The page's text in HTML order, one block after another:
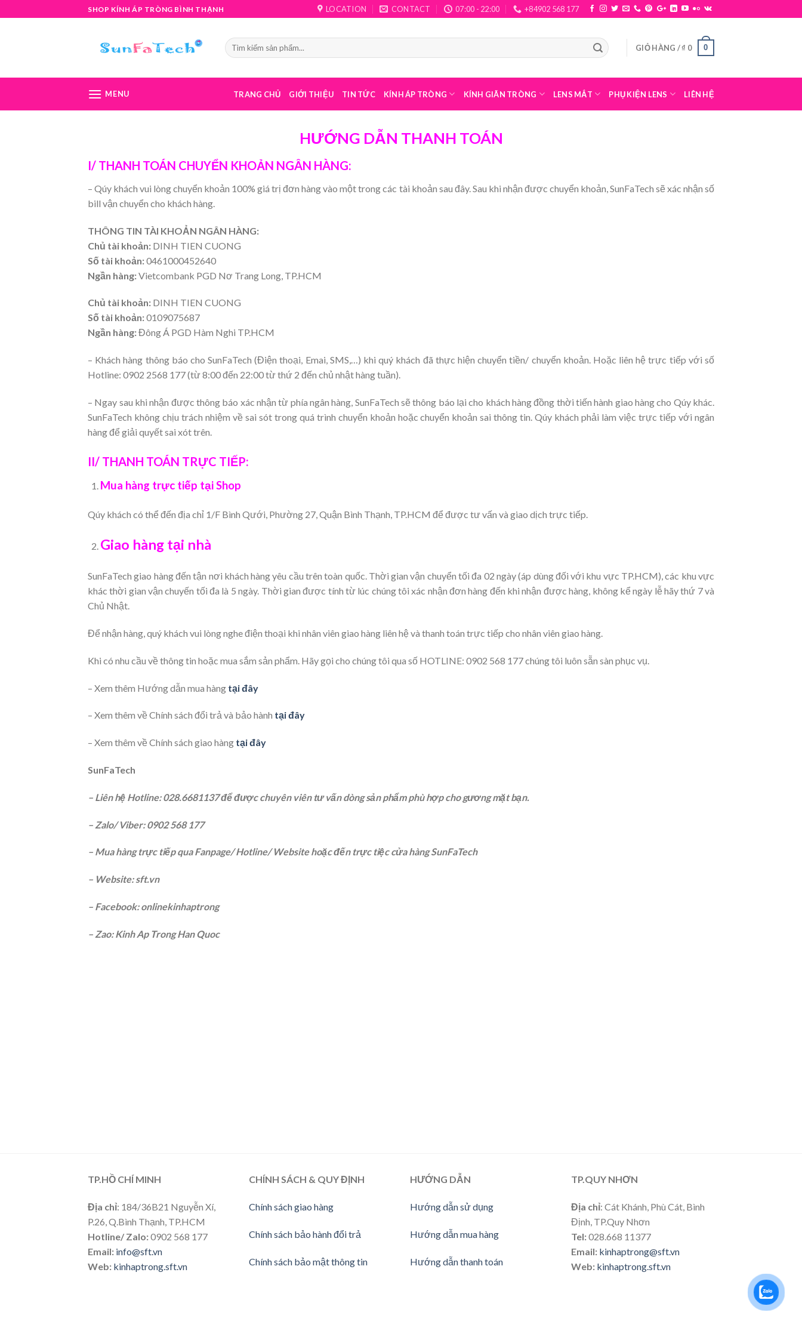
to
SHOP KÍNH ÁP TRÒNG BÌNH THẠNH LOCATION CONTACT 07:00 - 22:00 +84902 568 177
GIỎ HÀNG /₫ 0 0
MENU TRANG CHỦ GIỚI THIỆU TIN TỨC KÍNH ÁP TRÒNG KÍNH GIÃN TRÒNG LENS MẮT PHỤ KIỆN LENS LIÊN HỆ
HƯỚNG DẪN THANH TOÁN
I/ THANH TOÁN CHUYỂN KHOẢN NGÂN HÀNG:
– Qúy khách vui lòng chuyển khoản 100% giá trị đơn hàng vào một trong các tài khoản sau đây. Sau khi nhận được chuyển khoản, SunFaTech sẽ xác nhận số
bill vận chuyển cho khách hàng.
THÔNG TIN TÀI KHOẢN NGÂN HÀNG:
Chủ tài khoản: DINH TIEN CUONG
Số tài khoản:0461000452640
Ngần hàng:Vietcombank PGD Nơ Trang Long, TP.HCM
Chủ tài khoản: DINH TIEN CUONG
Số tài khoản:0109075687
Ngần hàng:Đông Á PGD Hàm Nghi TP.HCM
– Khách hàng thông báo cho SunFaTech (Điện thoại, Emai, SMS,…) khi quý khách đã thực hiện chuyển tiền/ chuyển khoản. Hoặc liên hệ trực tiếp với số
Hotline: 0902 2568 177 (từ 8:00 đến 22:00 từ thứ 2 đến chủ nhật hàng tuần).
– Ngay sau khi nhận được thông báo xác nhận từ phía ngân hàng, SunFaTech sẽ thông báo lại cho khách hàng đồng thời tiến hành giao hàng cho Qúy khác.
SunFaTech không chịu trách nhiệm về sai sót trong quá trình chuyển khoản hoặc chuyển khoản sai thông tin. Qúy khách phải làm việc trực tiếp với ngân
hàng để giải quyết sai xót trên.
II/ THANH TOÁN TRỰC TIẾP:
Mua hàng trực tiếp tại Shop
Qúy khách có thể đến địa chỉ 1/F Bình Qưới, Phường 27, Quận Bình Thạnh, TP.HCM để được tư vấn và giao dịch trực tiếp.
Giao hàng tại nhà
SunFaTech giao hàng đến tận nơi khách hàng yêu cầu trên toàn quốc. Thời gian vận chuyển tối đa 02 ngày (áp dùng đối với khu vực TP.HCM), các khu vực
khác thời gian vận chuyến tối đa là 5 ngày. Thời gian được tính từ lúc chúng tôi xác nhận đơn hàng đến khi nhận được hàng, không kể ngày lễ hãy thứ 7 và
Chủ Nhật.
Để nhận hàng, quý khách vui lòng nghe điện thoại khi nhân viên giao hàng liên hệ và thanh toán trực tiếp cho nhân viên giao hàng.
Khi có nhu cầu về thông tin hoặc mua sắm sản phẩm. Hãy gọi cho chúng tôi qua số HOTLINE: 0902 568 177 chúng tôi luôn sẵn sàn phục vụ.
– Xem thêm Hướng dẫn mua hàng tại đây
– Xem thêm về Chính sách đổi trả và bảo hành tại đây
– Xem thêm về Chính sách giao hàng tại đây
SunFaTech
– Liên hệ Hotline: 028.6681137 để được chuyên viên tư vấn dòng sản phẩm phù hợp cho gương mặt bạn.
– Zalo/ Viber: 0902 568 177
– Mua hàng trực tiếp qua Fanpage/ Hotline/ Website hoặc đến trực tiệc cửa hàng SunFaTech
– Website: sft.vn
– Facebook: onlinekinhaptrong
– Zao: Kinh Ap Trong Han Quoc
TP.HỒ CHÍ MINH
Địa chỉ: 184/36B21 Nguyễn Xí,
P.26, Q.Bình Thạnh, TP.HCM
Hotline/ Zalo:0902 568 177
Email: info@sft.vn
Web: kinhaptrong.sft.vn
CHÍNH SÁCH & QUY ĐỊNH
Chính sách giao hàng
Chính sách bảo hành đổi trả
Chính sách bảo mật thông tin
HƯỚNG DẪN
Hướng dẫn sử dụng
Hướng dẫn mua hàng
Hướng dẫn thanh toán
TP.QUY NHƠN
Địa chỉ: Cát Khánh, Phù Cát, Bình
Định, TP.Quy Nhơn
Tel:028.668 11377
Email: kinhaptrong@sft.vn
Web: kinhaptrong.sft.vn